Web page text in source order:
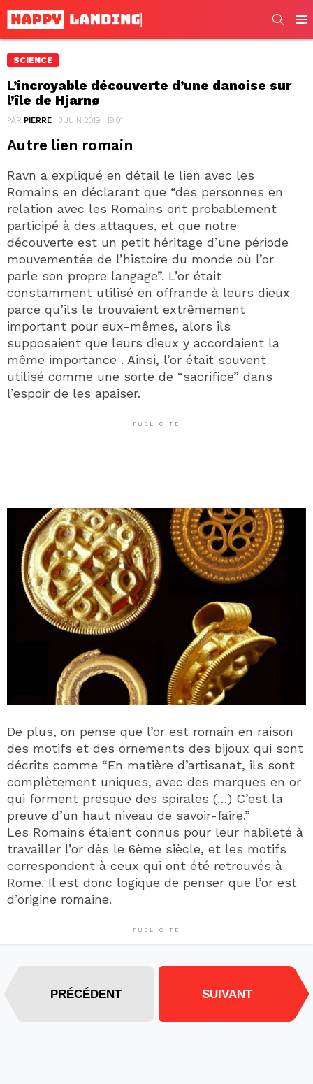
SCIENCE
L’incroyable découverte d’une danoise sur
l’île de Hjarnø
PAR PIERRE 3 JUIN 2019, · 19:01
Autre lien romain
Ravn a expliqué en détail le lien avec les
Romains en déclarant que “des personnes en
relation avec les Romains ont probablement
participé à des attaques, et que notre
découverte est un petit héritage d’une période
mouvementée de l’histoire du monde où l’or
parle son propre langage”. L’or était
constamment utilisé en offrande à leurs dieux
parce qu’ils le trouvaient extrêmement
important pour eux-mêmes, alors ils
supposaient que leurs dieux y accordaient la
même importance . Ainsi, l’or était souvent
utilisé comme une sorte de “sacrifice” dans
l’espoir de les apaiser.
PUBLICITÉ
De plus, on pense que l’or est romain en raison
des motifs et des ornements des bijoux qui sont
décrits comme “En matière d’artisanat, ils sont
complètement uniques, avec des marques en or
qui forment presque des spirales (…) C’est la
preuve d’un haut niveau de savoir-faire.”
Les Romains étaient connus pour leur habileté à
travailler l’or dès le 6ème siècle, et les motifs
correspondent à ceux qui ont été retrouvés à
Rome. Il est donc logique de penser que l’or est
d’origine romaine.
PUBLICITÉ
PRÉCÉDENT SUIVANT